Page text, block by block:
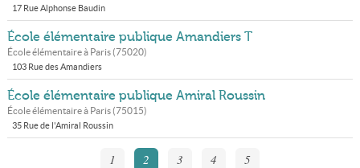
17 Rue Alphonse Baudin
École élémentaire publique Amandiers T
École élémentaire à Paris(75020)
103 Rue des Amandiers
École élémentaire publique Amiral Roussin
École élémentaire à Paris(75015)
35 Rue de l'Amiral Roussin
1 2 3 4 5